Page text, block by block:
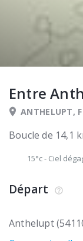
Entre
ANTHELUPT,
Boucle de 14,1
15°c- Ciel
Départ
Anthelupt